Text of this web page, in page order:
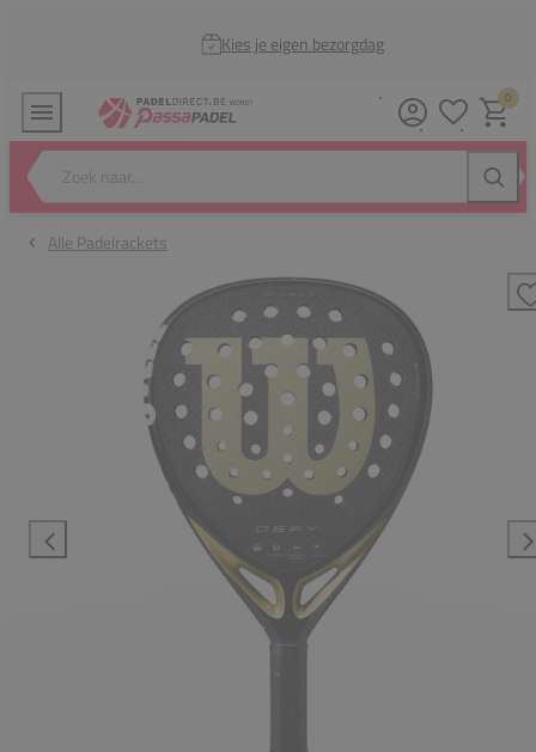
Kies je eigen bezorgdag
Zoek naar...
0
Alle Padelrackets